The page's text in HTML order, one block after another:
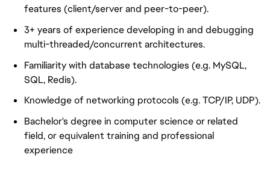
features (client/server and peer-to-peer).
3+ years of experience developing in and debugging
multi-threaded/concurrent architectures.
Familiarity with database technologies (e.g. MySQL,
SQL, Redis).
Knowledge of networking protocols (e.g. TCP/IP, UDP).
Bachelor's degree in computer science or related
field, or equivalent training and professional
experience